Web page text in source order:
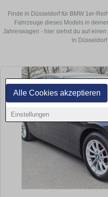
Alle Cookies akzeptieren
Einstellungen
Finde in Düsseldorf für BMW 1er-
Fahrzeuge dieses Models in
Jahreswagen - hier siehst du auf
in Düsseldorf